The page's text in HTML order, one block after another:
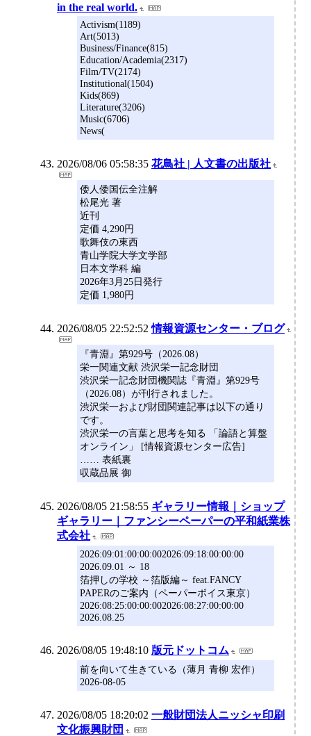
in the real world.
Activism(1189)
Art(5013)
Business/Finance(815)
Education/Academia(2317)
Film/TV(2174)
Institutional(1504)
Kids(869)
Literature(3206)
Music(6706)
News(
2026/08/06 05:58:35 花鳥社 | 人文書の出版社
倭人倭国伝全注解
松尾光 著
近刊
定価 4,290円
歌舞伎の東西
青山学院大学文学部
日本文学科 編
2026年3月25日発行
定価 1,980円
2026/08/05 22:52:52 情報資源センター・ブログ
『青淵』第929号（2026.08）
栄一関連文献 渋沢栄一記念財団
渋沢栄一記念財団機関誌『青淵』第929号
（2026.08）が刊行されました。
渋沢栄一および財団関連記事は以下の通り
です。
渋沢栄一の言葉と思考を知る 「論語と算盤
オンライン」 [情報資源センター広告]
…… 表紙裏
収蔵品展 御
2026/08/05 21:58:55 ギャラリー情報｜ショップ
ギャラリー｜ファンシーペーパーの平和紙業株
式会社
2026:09:01:00:00:002026:09:18:00:00:00
2026.09.01 ～ 18
箔押しの学校 ～箔版編～ feat.FANCY
PAPERのご案内（ペーパーボイス東京）
2026:08:25:00:00:002026:08:27:00:00:00
2026.08.25
2026/08/05 19:48:10 版元ドットコム
前を向いて生きている（薄月 青柳 宏作）
2026-08-05
2026/08/05 18:20:02 一般財団法人ニッシャ印刷
文化振興財団